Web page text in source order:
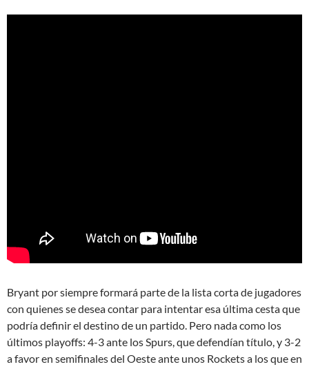
Bryant por siempre formará parte de la lista corta de jugadores
con quienes se desea contar para intentar esa última cesta que
podría definir el destino de un partido. Pero nada como los
últimos playoffs: 4-3 ante los Spurs, que defendían título, y 3-2
a favor en semifinales del Oeste ante unos Rockets a los que en